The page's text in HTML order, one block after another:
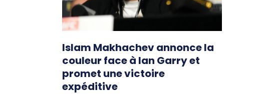
Islam Makhachev annonce la
couleur face à Ian Garry et
promet une victoire
expéditive